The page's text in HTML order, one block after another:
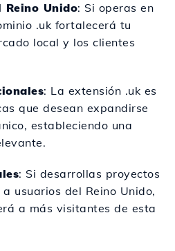
Reino Unido: Si operas en
.uk fortalecerá tu
local y los clientes
: La extensión .uk es
que desean expandirse
estableciendo una
: Si desarrollas proyectos
usuarios del Reino Unido,
a más visitantes de esta